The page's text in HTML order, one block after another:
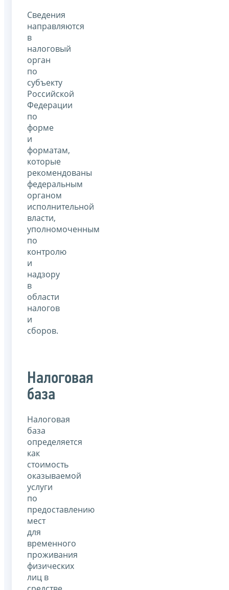
Сведения
направляются
в
налоговый
орган
по
субъекту
Российской
Федерации
по
форме
и
форматам,
которые
рекомендованы
федеральным
органом
исполнительной
власти,
уполномоченным
по
контролю
и
надзору
в
области
налогов
и
сборов.
Налоговая
база
Налоговая
база
определяется
как
стоимость
оказываемой
услуги
по
предоставлению
мест
для
временного
проживания
физических
лиц в